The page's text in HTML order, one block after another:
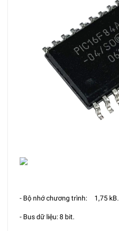
- Bộ nhớ chương trình: 1,75 kB.
- Bus dữ liệu: 8 bit.